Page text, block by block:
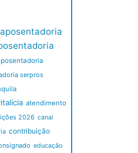
aposentadoria
serpros
atendimento
2026 canal
contribuição
educação